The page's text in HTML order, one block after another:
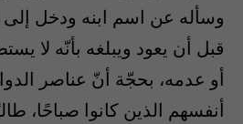
وسأله عن اسم ابنه ودخل إلى
قبل أن يعود ويبلغه بأنّه لا
أو عدمه، بحجّة أنّ عناصر
أنفسهم الذين كانوا صباحًا،